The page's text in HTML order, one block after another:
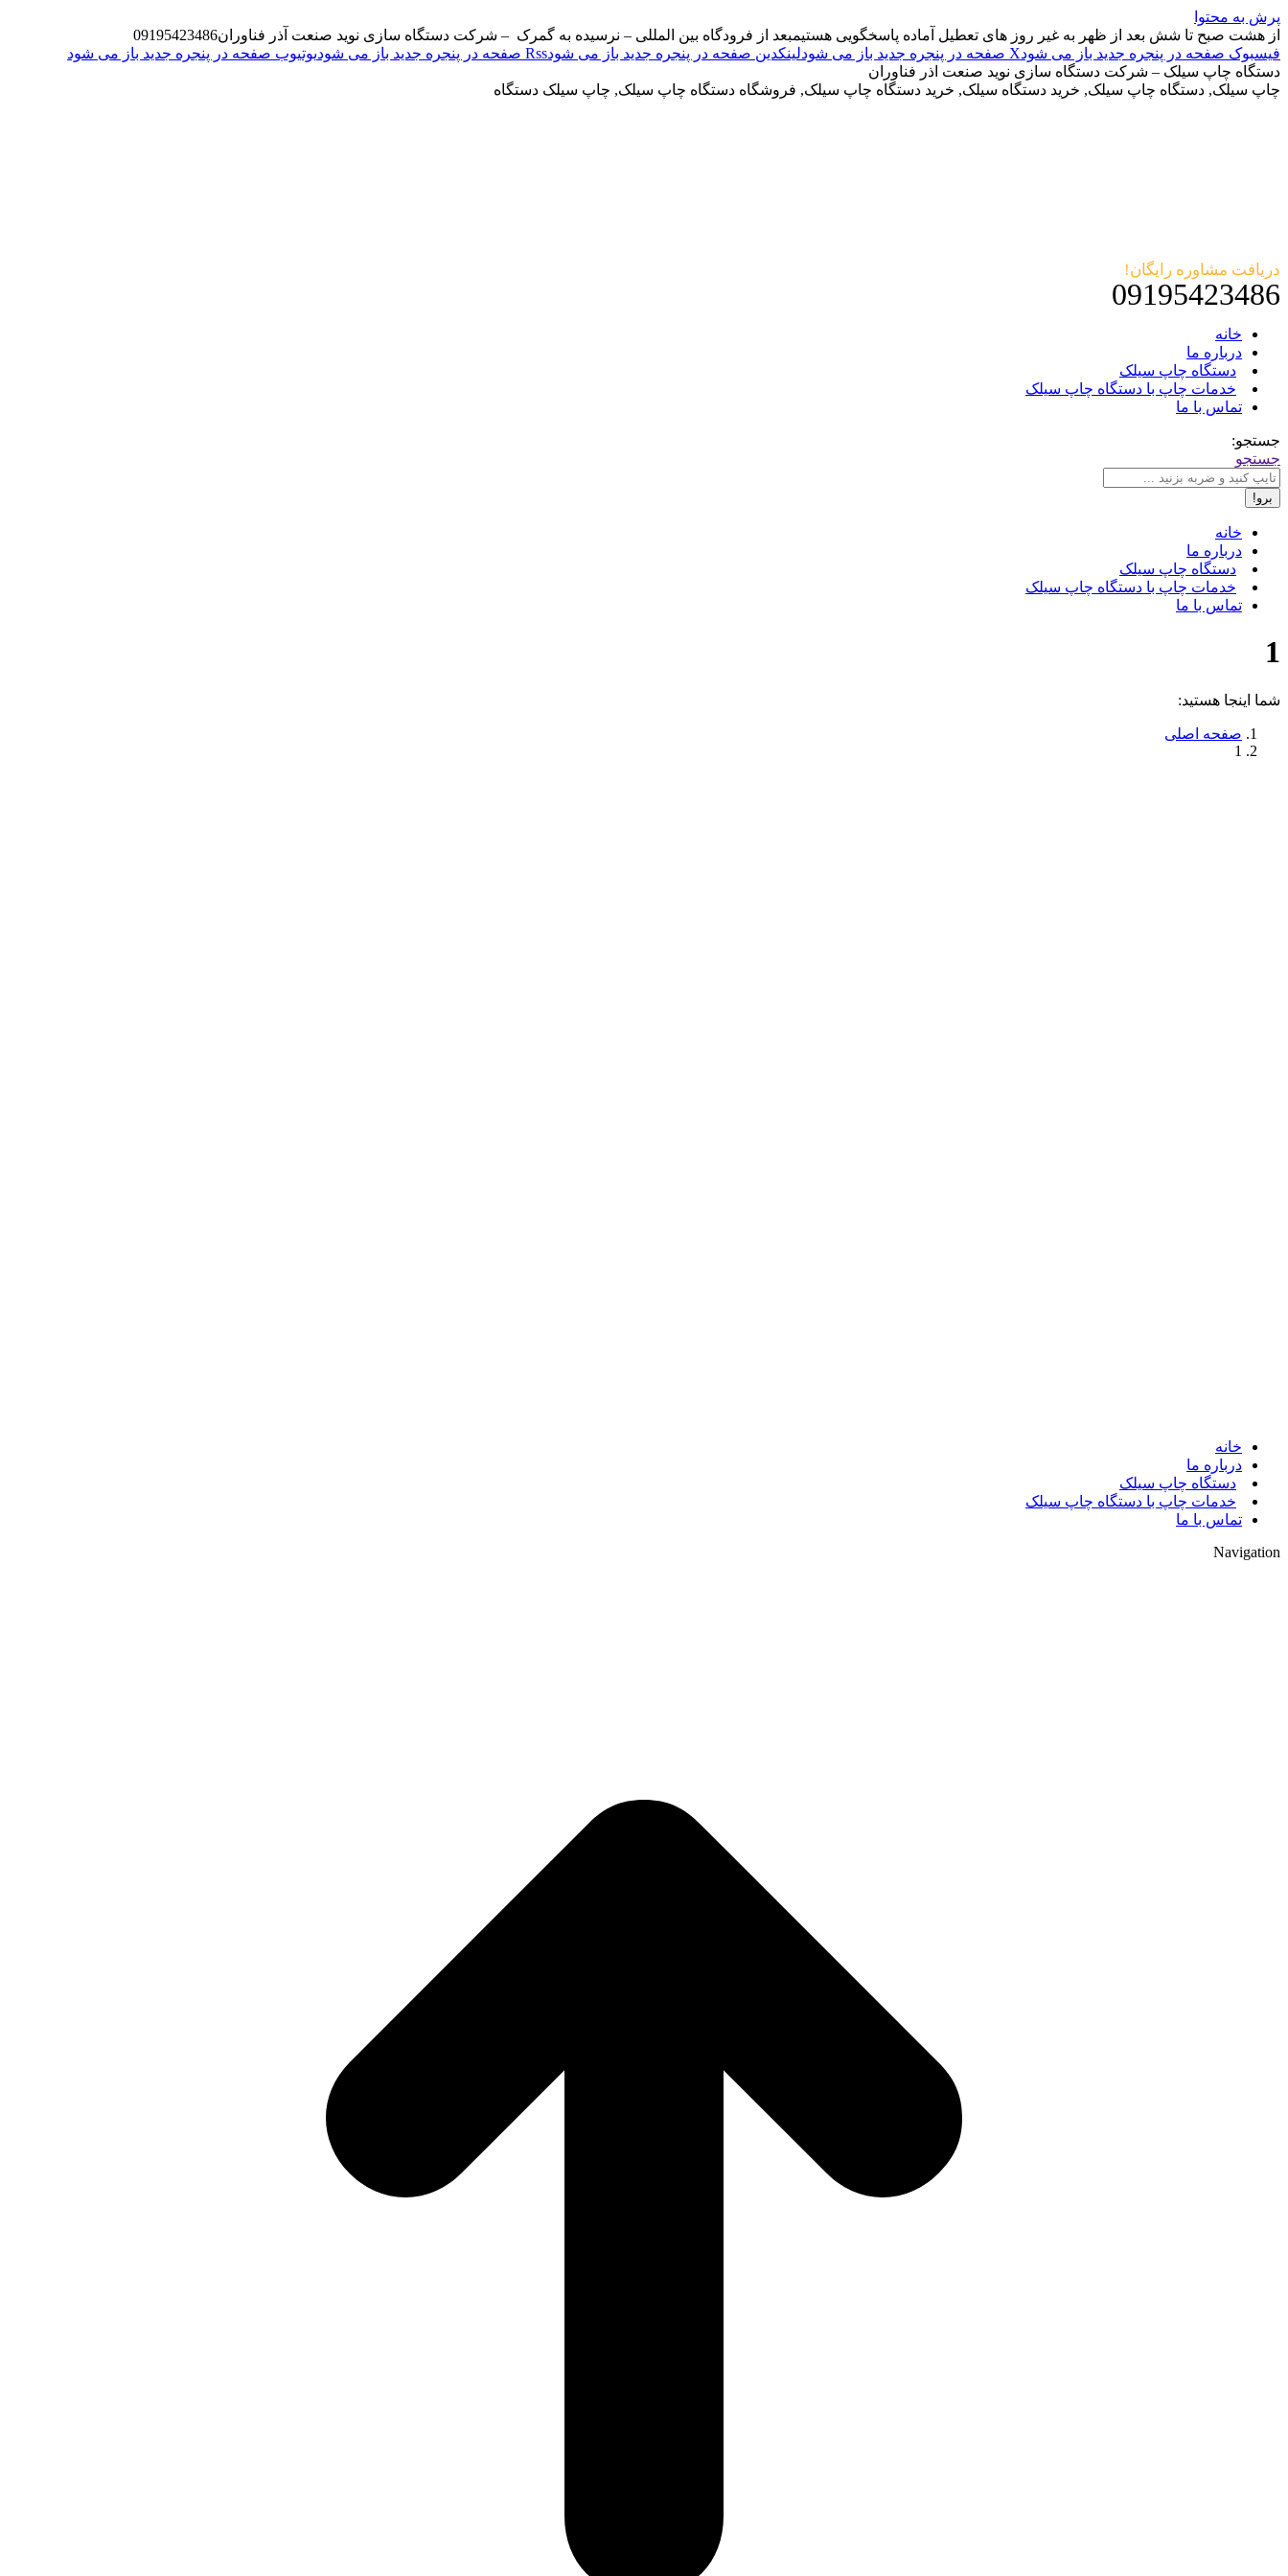
پرش به محتوا
از هشت صبح تا شش بعد از ظهر به غیر روز های تعطیل آماده پاسخگویی هستیمبعد از فرودگاه بین المللی – نرسیده به گمرک – شرکت دستگاه سازی نوید صنعت آذر فناوران09195423486
فیسبوک صفحه در پنجره جدید باز می شودX صفحه در پنجره جدید باز می شود لینکدین صفحه در پنجره جدید باز می شودRss صفحه در پنجره جدید باز می شود
یوتیوب صفحه در پنجره جدید باز می شود
دستگاه چاپ سیلک – شرکت دستگاه سازی نوید صنعت اذر فناوران
چاپ سیلک, دستگاه چاپ سیلک, خرید دستگاه سیلک, خرید دستگاه چاپ سیلک, فروشگاه دستگاه چاپ سیلک, چاپ سیلک دستگاه
دریافت مشاوره رایگان!
09195423486
خانه
درباره ما
دستگاه چاپ سیلک
خدمات چاپ با دستگاه چاپ سیلک
تماس با ما
جستجو:
جستجو
خانه
درباره ما
دستگاه چاپ سیلک
خدمات چاپ با دستگاه چاپ سیلک
تماس با ما
1
شما اینجا هستید:
صفحه اصلی
1
خانه
درباره ما
دستگاه چاپ سیلک
خدمات چاپ با دستگاه چاپ سیلک
تماس با ما
Navigation